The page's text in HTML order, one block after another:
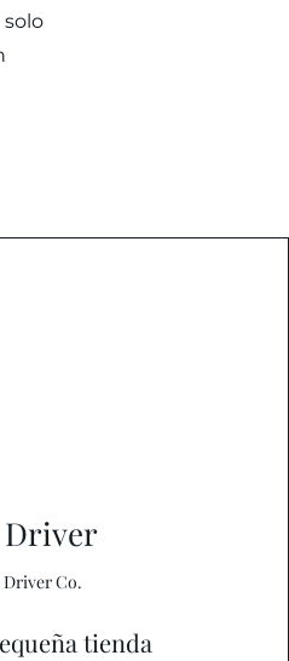
Driver
Driver Co.
tienda